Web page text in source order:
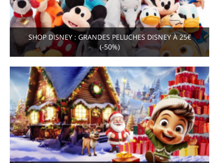
SHOP DISNEY : GRANDES PELUCHES DISNEY À 25€
(-50%)